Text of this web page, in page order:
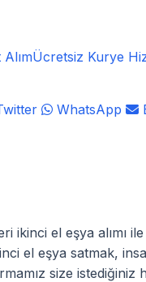
Ücretsiz Kurye
WhatsApp
ikinci el eşya
el eşya satmak,
size